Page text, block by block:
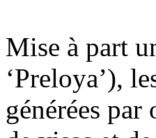
Mise à part
‘Preloya’),
générées par